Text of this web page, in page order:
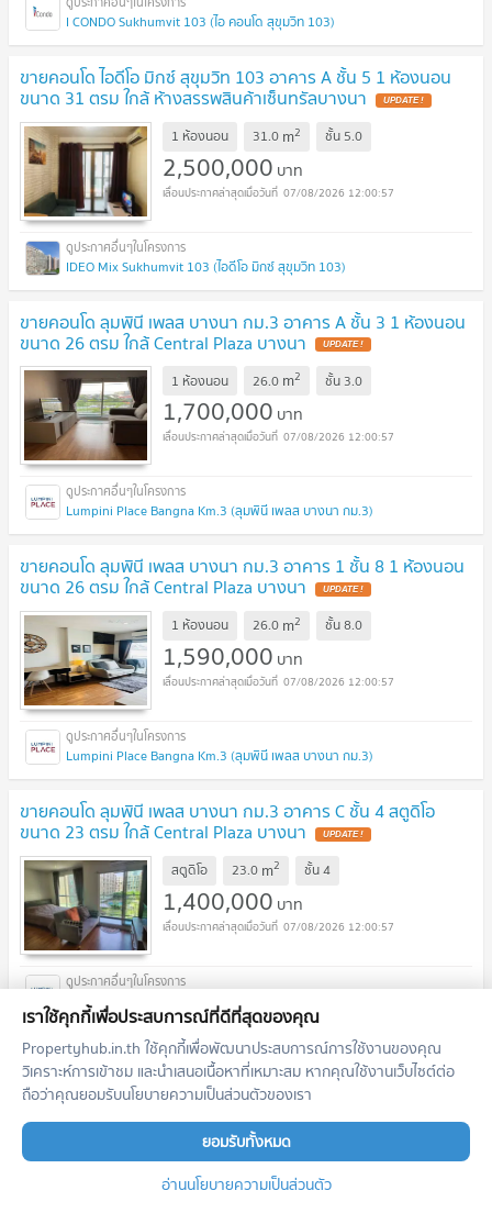
I CONDO Sukhumvit 103 (ไอ คอนโด สุขุมวิท 103)
ขายคอนโด ไอดีโอ มิกซ์ สุขุมวิท 103 อาคาร A ชั้น 5 1 ห้องนอน
ขนาด 31 ตรม ใกล้ ห้างสรรพสินค้าเซ็นทรัลบางนา UPDATE !
1 ห้องนอน 31.0 m2 ชั้น 5.0
2,500,000 บาท
07/08/2026 12:00:57
IDEO Mix Sukhumvit 103 (ไอดีโอ มิกซ์ สุขุมวิท 103)
ขายคอนโด ลุมพินี เพลส บางนา กม.3 อาคาร A ชั้น 3 1 ห้องนอน
ขนาด 26 ตรม ใกล้ Central Plaza บางนา UPDATE !
1 ห้องนอน 26.0 m2 ชั้น 3.0
1,700,000 บาท
07/08/2026 12:00:57
Lumpini Place Bangna Km.3 (ลุมพินี เพลส บางนา กม.3)
ขายคอนโด ลุมพินี เพลส บางนา กม.3 อาคาร 1 ชั้น 8 1 ห้องนอน
ขนาด 26 ตรม ใกล้ Central Plaza บางนา UPDATE !
1 ห้องนอน 26.0 m2 ชั้น8.0
1,590,000 บาท
07/08/2026 12:00:57
Lumpini Place Bangna Km.3 (ลุมพินี เพลส บางนา กม.3)
ขายคอนโด ลุมพินี เพลส บางนา กม.3 อาคาร C ชั้น 4 สตูดิโอ
ขนาด 23 ตรม ใกล้ Central Plaza บางนา UPDATE !
สตูดิโอ 23.0 m2 ชั้น4
1,400,000 บาท
07/08/2026 12:00:57
Lumpini Place Bangna Km.3 (ลุมพินี เพลส บางนา กม.3)
ขายคอนโด เอลลิโอ เดล เรย์ อาคาร 1 ชั้น 3 สตูดิโอ ขนาด 24 ตรม
ใกล้ โรงเรียนพูนสิน UPDATE !
1,450,000บาท
เราใช้คุกกี้เพื่อประสบการณ์ที่ดีที่สุดของคุณ
Propertyhub.in.th ใช้คุกกี้เพื่อพัฒนาประสบการณ์การใช้งานของคุณ
วิเคราะห์การเข้าชม และนำเสนอเนื้อหาที่เหมาะสม หากคุณใช้งานเว็บไซต์ต่อ
ถือว่าคุณยอมรับนโยบายความเป็นส่วนตัวของเรา
ยอมรับทั้งหมด
อ่านนโยบายความเป็นส่วนตัว